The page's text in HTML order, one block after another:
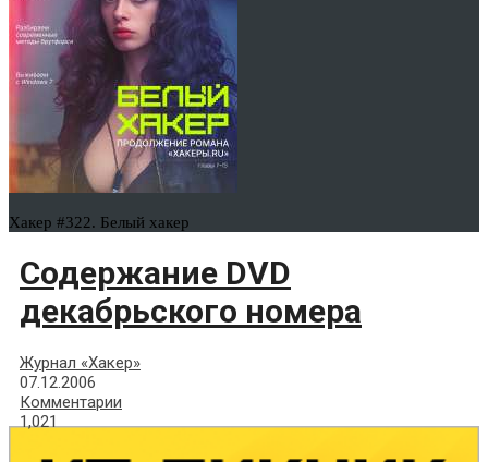
Хакер #322. Белый хакер
Содержание DVD
декабрьского номера
Журнал «Хакер»
07.12.2006
Комментарии
1,021